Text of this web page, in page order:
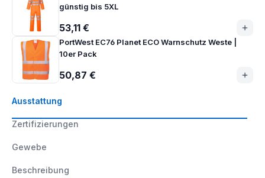
Ausstattung
Zertifizierungen
Gewebe
Beschreibung
günstig bis 5XL
53,11 €
PortWest EC76 Planet ECO Warnschutz Weste |
10er Pack
50,87 €